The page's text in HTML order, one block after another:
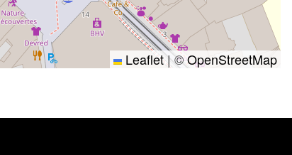
Leaflet|©OpenStreetMap